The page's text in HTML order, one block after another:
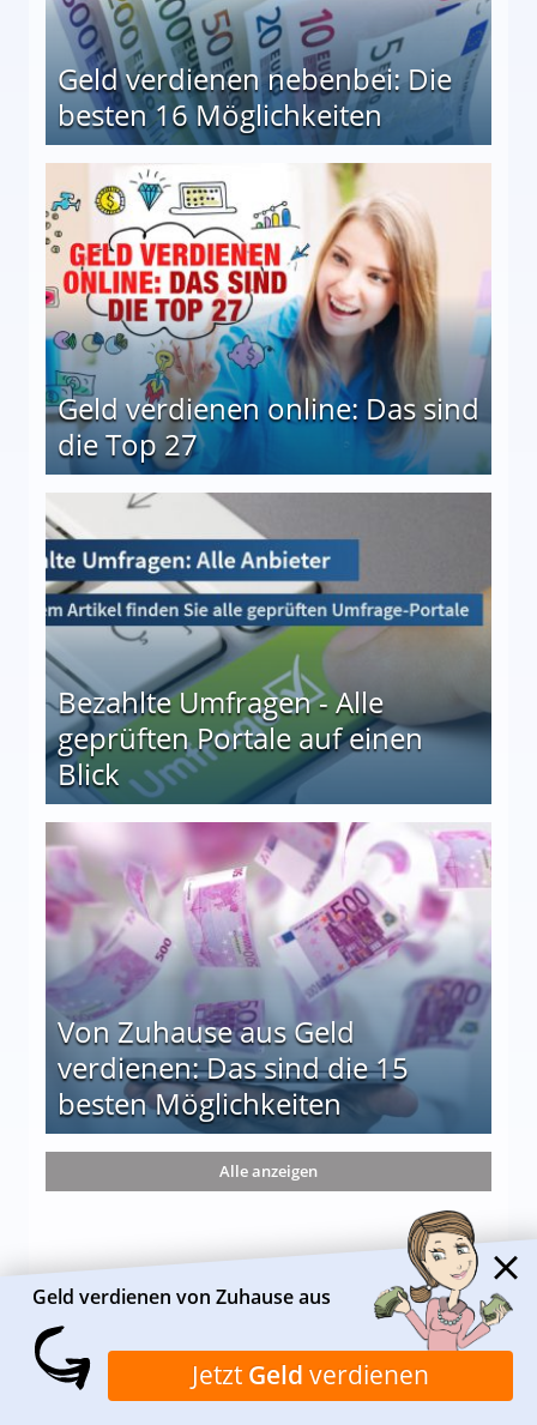
Geld verdienen nebenbei: Die
besten 16 Möglichkeiten
Geld verdienen online: Das sind
die Top 27
Bezahlte Umfragen - Alle
geprüften Portale auf einen
Blick
auf einen Blick
Von Zuhause aus Geld
verdienen: Das sind die 15
besten Möglichkeiten
die 15 besten Möglichkeiten
Alle anzeigen
Geld verdienen von Zuhause aus
Jetzt Geld verdienen